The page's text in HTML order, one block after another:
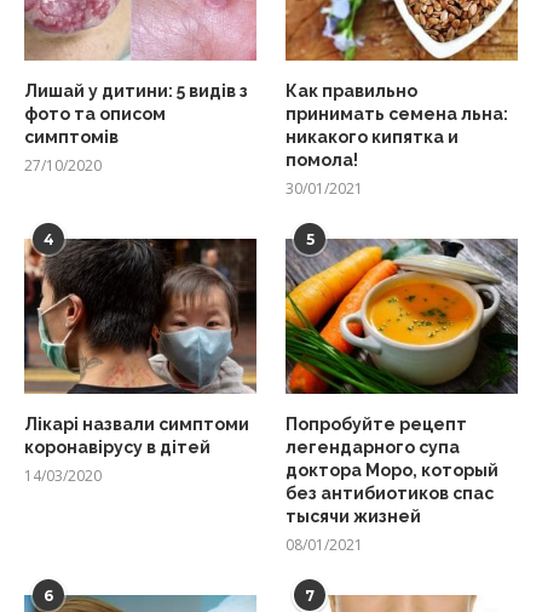
Лишай у дитини: 5 видів з
фото та описом
симптомів
27/10/2020
Как правильно
принимать семена льна:
никакого кипятка и
помола!
30/01/2021
4
Лікарі назвали симптоми
коронавірусу в дітей
14/03/2020
5
Попробуйте рецепт
легендарного супа
доктора Моро, который
без антибиотиков спас
тысячи жизней
08/01/2021
6 7